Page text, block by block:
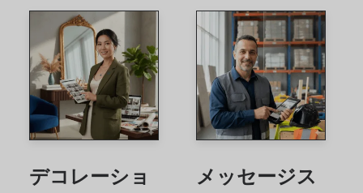
デコレーショ
メッセージス